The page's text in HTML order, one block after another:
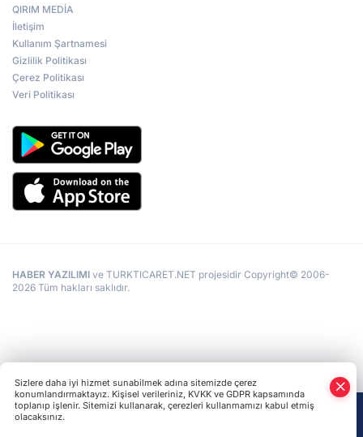
QIRIM MEDİA
İletişim
Kullanım Şartnamesi
Gizlilik Politikası
Çerez Politikası
Veri Politikası
HABER YAZILIMI ve TURKTICARET.NET projesidir Copyright© 2006-
2026 Tüm hakları saklıdır.
Sizlere daha iyi hizmet sunabilmek adına sitemizde çerez
konumlandırmaktayız. Kişisel verileriniz, KVKK ve GDPR kapsamında
toplanıp işlenir. Sitemizi kullanarak, çerezleri kullanmamızı kabul etmiş
olacaksınız.